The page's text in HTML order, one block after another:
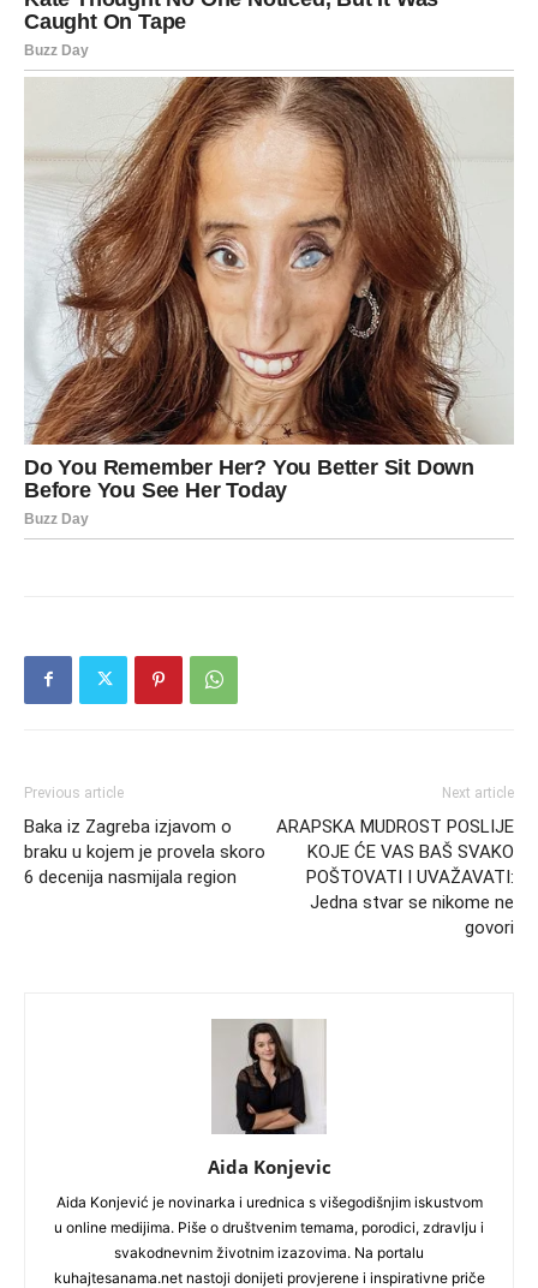
Previous article
Baka iz Zagreba izjavom o
braku u kojem je provela skoro
6 decenija nasmijala region
Next article
ARAPSKA MUDROST POSLIJE
KOJE ĆE VAS BAŠ SVAKO
POŠTOVATI I UVAŽAVATI:
Jedna stvar se nikome ne
govori
Aida Konjevic
Aida Konjević je novinarka i urednica s višegodišnjim iskustvom
u online medijima. Piše o društvenim temama, porodici, zdravlju i
svakodnevnim životnim izazovima. Na portalu
kuhajtesanama.net nastoji donijeti provjerene i inspirativne priče